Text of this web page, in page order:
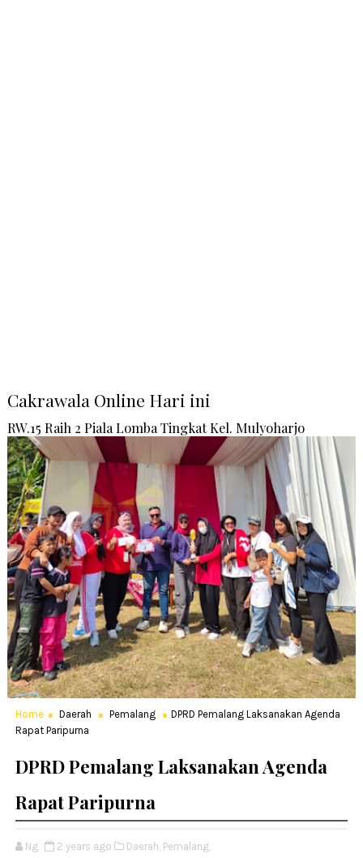
Cakrawala Online Hari ini
RW.15 Raih 2 Piala Lomba Tingkat Kel. Mulyoharjo
Home Daerah Pemalang
DPRD Pemalang Laksanakan Agenda
Rapat Paripurna
DPRD Pemalang Laksanakan Agenda
Rapat Paripurna
Ng 2 years ago Daerah, Pemalang,